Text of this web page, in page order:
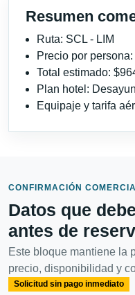
Resumen
Ruta: SCL - LIM
Precio por
Total estimado:
Plan hotel:
Equipaje y tarifa
CONFIRMACIÓN
Datos que
antes de
Este bloque mantiene la
precio, disponibilidad y
Solicitud sin pago inmediato